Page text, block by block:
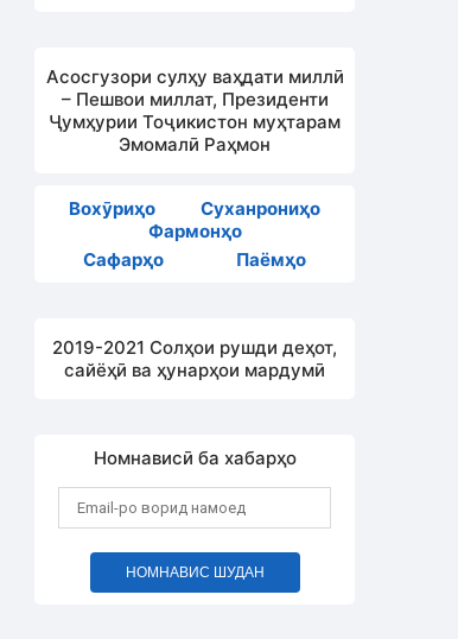
Асосгузори сулҳу ваҳдати миллӣ
– Пешвои миллат, Президенти
Ҷумҳурии Тоҷикистон муҳтарам
Эмомалӣ Раҳмон
Вохӯриҳо
Суханрониҳо
Фармонҳо
Сафарҳо
Паёмҳо
2019-2021 Солҳои рушди деҳот,
сайёҳӣ ва ҳунарҳои мардумӣ
Номнависӣ ба хабарҳо
НОМНАВИС ШУДАН